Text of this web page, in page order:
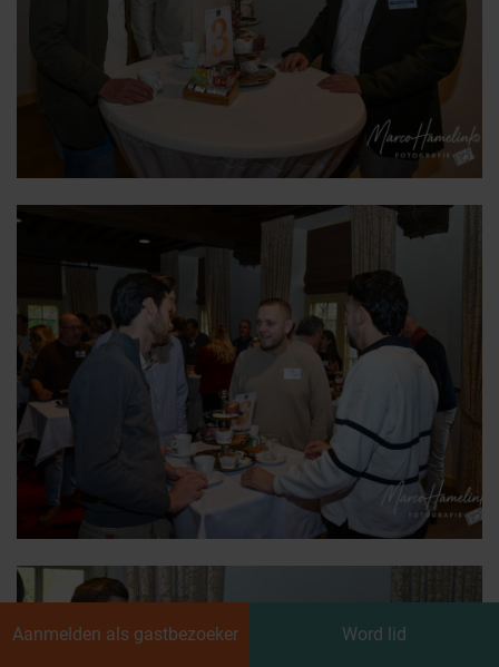
Aanmelden als gastbezoeker Word lid